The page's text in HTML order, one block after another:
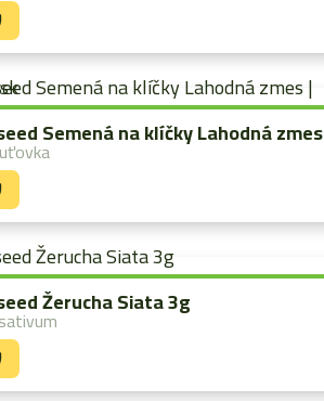
Semená na klíčky Lahodná zmes
Žerucha Siata 3g